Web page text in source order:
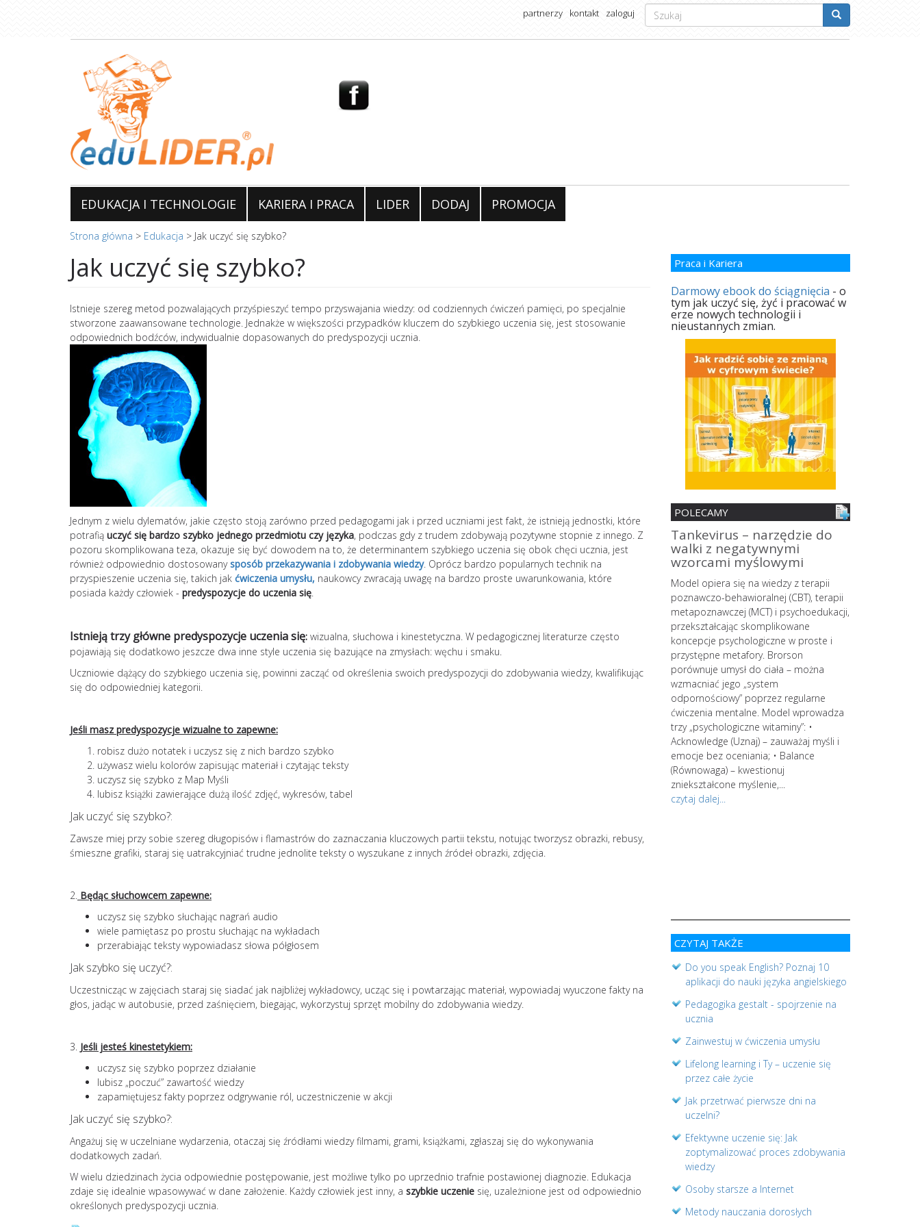
Formularz
wyszukiwania
Szukaj
partnerzy kontakt zaloguj
EDUKACJA I TECHNOLOGIE KARIERA I PRACA LIDER DODAJ PROMOCJA
Strona główna > Edukacja > Jak uczyć się szybko?
Jak uczyć się szybko?
Istnieje szereg metod pozwalających przyśpieszyć tempo przyswajania wiedzy: od codziennych ćwiczeń pamięci, po specjalnie
stworzone zaawansowane technologie. Jednakże w większości przypadków kluczem do szybkiego uczenia się, jest stosowanie
odpowiednich bodźców, indywidualnie dopasowanych do predyspozycji ucznia.
Jednym z wielu dylematów, jakie często stoją zarówno przed pedagogami jak i przed uczniami jest fakt, że istnieją jednostki, które
potrafią uczyć się bardzo szybko jednego przedmiotu czy języka, podczas gdy z trudem zdobywają pozytywne stopnie z innego. Z
pozoru skomplikowana teza, okazuje się być dowodem na to, że determinantem szybkiego uczenia się obok chęci ucznia, jest
również odpowiednio dostosowanysposób przekazywania i zdobywania wiedzy. Oprócz bardzo popularnych technik na
przyspieszenie uczenia się, takich jak ćwiczenia umysłu, naukowcy zwracają uwagę na bardzo proste uwarunkowania, które
posiada każdy człowiek - predyspozycje do uczenia się
Istnieją trzy główne predyspozycje uczenia się: wizualna, słuchowa i kinestetyczna. W pedagogicznej literaturze często
pojawiają się dodatkowo jeszcze dwa inne style uczenia się bazujące na zmysłach: węchu i smaku.
Uczniowie dążący do szybkiego uczenia się, powinni zacząć od określenia swoich predyspozycji do zdobywania wiedzy, kwalifikując
się do odpowiedniej kategorii.
Jeśli masz predyspozycje wizualne to zapewne:
robisz dużo notatek i uczysz się z nich bardzo szybko
używasz wielu kolorów zapisując materiał i czytając teksty
uczysz się szybko z Map Myśli
lubisz książki zawierające dużą ilość zdjęć, wykresów, tabel
Jak uczyć się szybko?:
Zawsze miej przy sobie szereg długopisów i flamastrów do zaznaczania kluczowych partii tekstu, notując tworzysz obrazki, rebusy,
śmieszne grafiki, staraj się uatrakcyjniać trudne jednolite teksty o wyszukane z innych źródeł obrazki, zdjęcia.
2. Będąc słuchowcem zapewne:
uczysz się szybko słuchając nagrań audio
wiele pamiętasz po prostu słuchając na wykładach
przerabiając teksty wypowiadasz słowa półgłosem
Jak szybko się uczyć?:
Uczestnicząc w zajęciach staraj się siadać jak najbliżej wykładowcy, ucząc się i powtarzając materiał, wypowiadaj wyuczone fakty na
głos, jadąc w autobusie, przed zaśnięciem, biegając, wykorzystuj sprzęt mobilny do zdobywania wiedzy.
3. Jeśli jesteś kinestetykiem:
uczysz się szybko poprzez działanie
lubisz „poczuć” zawartość wiedzy
zapamiętujesz fakty poprzez odgrywanie ról, uczestniczenie w akcji
Jak uczyć się szybko?:
Angażuj się w uczelniane wydarzenia, otaczaj się źródłami wiedzy filmami, grami, książkami, zgłaszaj się do wykonywania
dodatkowych zadań.
W wielu dziedzinach życia odpowiednie postępowanie, jest możliwe tylko po uprzednio trafnie postawionej diagnozie. Edukacja
zdaje się idealnie wpasowywać w dane założenie. Każdy człowiek jest inny, a szybkie uczenie się, uzależnione jest od odpowiednio
określonych predyspozycji ucznia.
Praca i Kariera
Darmowy ebook do ściągnięcia - o
tym jak uczyć się, żyć i pracować w
erze nowych technologii i
nieustannych zmian.
POLECAMY
Jak uniknąć wypalenia
zawodowego? 10
skutecznych strategii
Zjawisko wypalenia
Burnout jako zespół stresu
psychologicznego rozprzestrzenia się
niczym pożar. Prowadzi nie tylko do
Tankevirus – narzędzie do
walki z negatywnymi
wzorcami myślowymi
Model opiera się na wiedzy z terapii
poznawczo-behawioralnej (CBT), terapii
metapoznawczej (MCT) i psychoedukacji,
przekształcając skomplikowane
koncepcje psychologiczne w proste i
przystępne metafory. Brorson
porównuje umysł do ciała – można
wzmacniać jego „system
odpornościowy” poprzez regularne
ćwiczenia mentalne. Model wprowadza
trzy „psychologiczne witaminy”: •
Acknowledge (Uznaj) – zauważaj myśli i
emocje bez oceniania; • Balance
(Równowaga) – kwestionuj
zniekształcone myślenie,...
czytaj dalej...
CZYTAJ TAKŻE
Do you speak English? Poznaj 10
aplikacji do nauki języka angielskiego
Pedagogika gestalt - spojrzenie na
ucznia
Zainwestuj w ćwiczenia umysłu
Lifelong learning i Ty – uczenie się
przez całe życie
Jak przetrwać pierwsze dni na
uczelni?
Efektywne uczenie się: Jak
zoptymalizować proces zdobywania
wiedzy
Osoby starsze a Internet
Metody nauczania dorosłych